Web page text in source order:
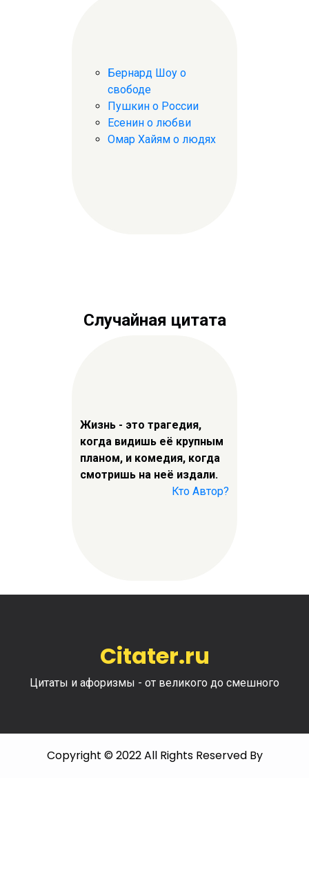
Бернард Шоу о
свободе
Пушкин о России
Есенин о любви
Омар Хайям о людях
Случайная цитата
Жизнь - это трагедия,
когда видишь её крупным
планом, и комедия, когда
смотришь на неё издали.
Кто Автор?
Citater.ru
Цитаты и афоризмы - от великого до смешного
Copyright © 2022 All Rights Reserved By